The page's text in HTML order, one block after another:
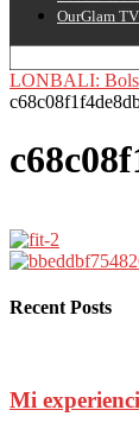
OurGlam TV
LONBALI:
Recent Posts
Mi